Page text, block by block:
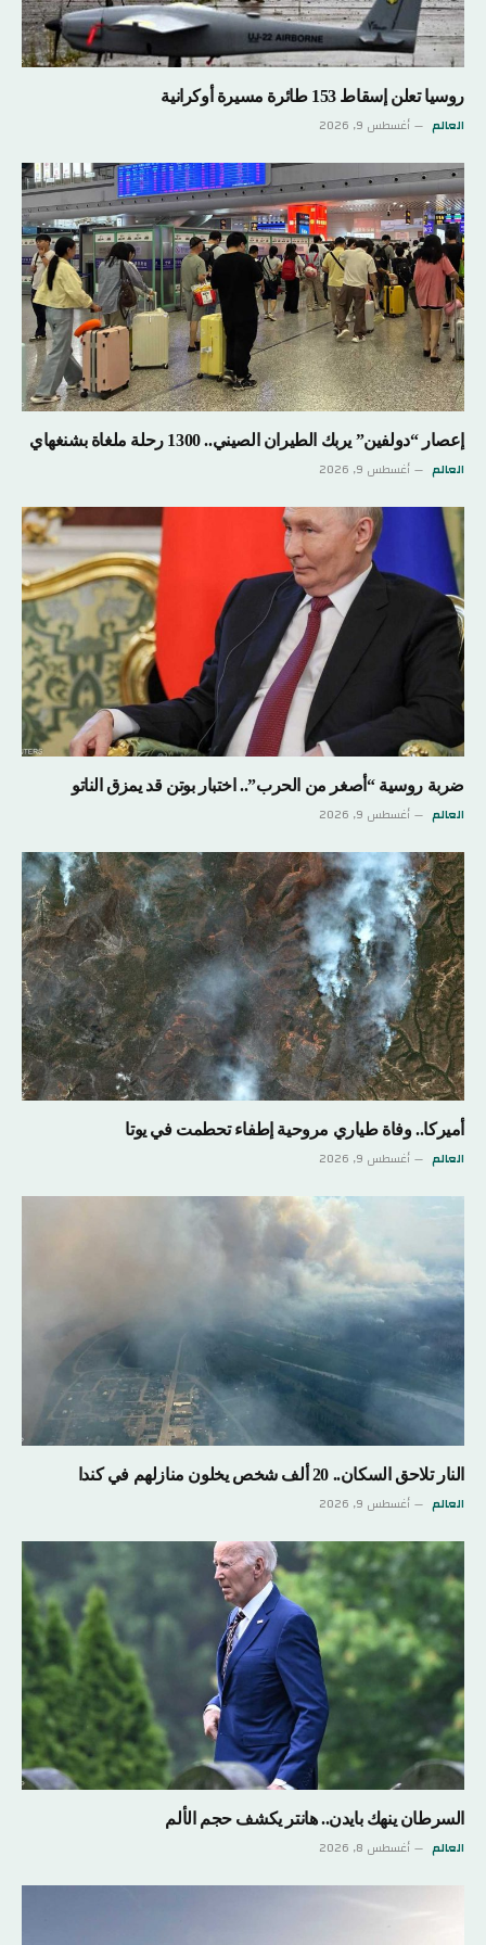
روسيا تعلن إسقاط 153 طائرة مسيرة أوكرانية
العالم أغسطس 9, 2026
إعصار “دولفين” يربك الطيران الصيني.. 1300 رحلة ملغاة بشنغهاي
العالم أغسطس 9, 2026
ضربة روسية “أصغر من الحرب”.. اختبار بوتن قد يمزق الناتو
العالم أغسطس 9, 2026
أميركا.. وفاة طياري مروحية إطفاء تحطمت في يوتا
العالم أغسطس 9, 2026
النار تلاحق السكان.. 20 ألف شخص يخلون منازلهم في كندا
العالم أغسطس 9, 2026
السرطان ينهك بايدن.. هانتر يكشف حجم الألم
العالم أغسطس 8, 2026